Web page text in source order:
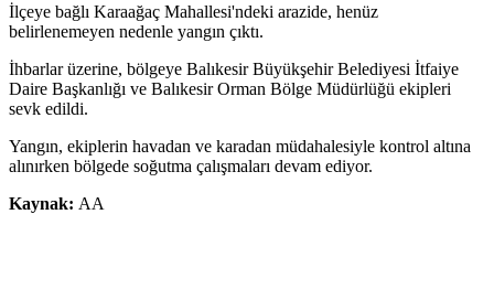
İlçeye bağlı Karaağaç Mahallesi'ndeki arazide, henüz
belirlenemeyen nedenle yangın çıktı.
İhbarlar üzerine, bölgeye Balıkesir Büyükşehir Belediyesi İtfaiye
Daire Başkanlığı ve Balıkesir Orman Bölge Müdürlüğü ekipleri
sevk edildi.
Yangın, ekiplerin havadan ve karadan müdahalesiyle kontrol altına
alınırken bölgede soğutma çalışmaları devam ediyor.
Kaynak: AA